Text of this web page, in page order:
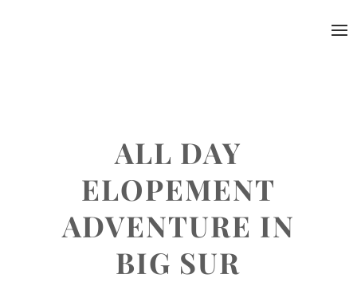
ALL DAY
ELOPEMENT
ADVENTURE IN
BIG SUR